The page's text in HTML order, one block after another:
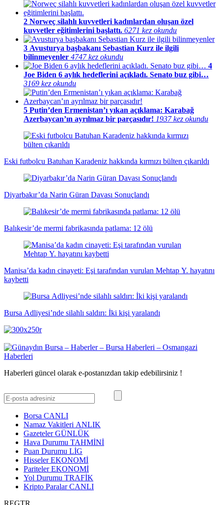
2 Norweç silahlı kuvvetleri kadınlardan oluşan özel
kuvvetler eğitimlerini başlattı. 6271 kez okundu
3 Avusturya başbakanı Sebastian Kurz ile ilgili
bilinmeyenler 4747 kez okundu
4
Joe Biden 6 aylık hedeflerini açıkladı. Senato buz gibi…
3169 kez okundu
5 Putin’den Ermenistan’ı yıkan açıklama: Karabağ
Azerbaycan’ın ayrılmaz bir parçasıdır! 1937 kez okundu
Eski futbolcu Batuhan Karadeniz hakkında kırmızı bülten çıkarıldı
Diyarbakır’da Narin Güran Davası Sonuçlandı
Balıkesir’de mermi fabrikasında patlama: 12 ölü
Manisa’da kadın cinayeti: Eşi tarafından vurulan Mehtap Y. hayatını
kaybetti
Bursa Adliyesi’nde silahlı saldırı: İki kişi yaralandı
Haberleri güncel olarak e-postanızdan takip edebilirsiniz !
Borsa CANLI
Namaz Vakitleri ANLIK
GazetelerGÜNLÜK
Hava Durumu TAHMİNİ
Puan Durumu LİG
HisselerEKONOMİ
ParitelerEKONOMİ
Yol Durumu TRAFİK
Kripto ParalarCANLI